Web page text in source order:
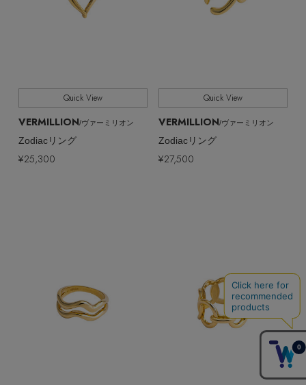
Quick View
VERMILLION/ヴァーミリオン
Zodiacリング
¥25,300
Quick View
VERMILLION/ヴァーミリオン
Zodiacリング
¥27,500